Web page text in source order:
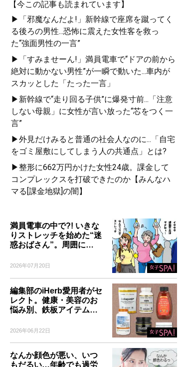
【今この記事も読まれています】
▶「邪魔なんだよ!」新幹線で座席を蹴ってく
る後ろの男性...恐怖に震えた女性客を救っ
た“強面男性の一言”
▶「すみませーん!」満員電車で“ドアの前から
絶対に動かない男性”が一瞬で動いた...車内が
スカッとした「たった一言」
▶新幹線で“走り回る子供”に爆発寸前...「注意
しない母親」に女性が言い放った“芯をつく一
言”
▶外見だけみると普通の社会人なのに...「自宅
をゴミ屋敷にしてしまう人の共通点」とは?
▶整形に662万円かけた女性24歳。課金して
コンプレックスを打破できたのか【みんなハ
マる[課金地獄]の闇】
満員電車の中で?! いきな
りストレッチを始めた“迷
惑おばさん”。周囲に…
2026年07月20日
編集部のiHerb愛用者がセ
レクト。健康・美容のお
悩み別、鉄板アイテム…
2026年06月22日
なんか顔色が悪い、いつ
もだるい…年齢でも過労